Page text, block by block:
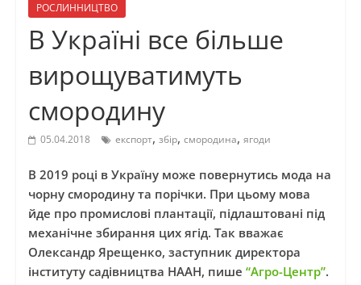
РОСЛИННИЦТВО
В Україні все більше
вирощуватимуть
смородину
05.04.2018 експорт, збір, смородина, ягоди
В 2019 році в Україну може повернутись мода на
чорну смородину та порічки. При цьому мова
йде про промислові плантації, підлаштовані під
механічне збирання цих ягід. Так вважає
Олександр Ярещенко, заступник директора
інституту садівництва НААН, пише “Агро-Центр”.